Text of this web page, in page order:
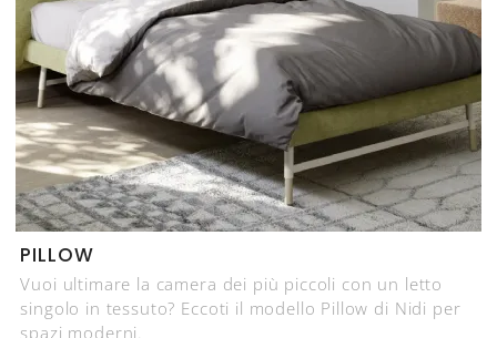
PILLOW
Vuoi ultimare la camera dei più piccoli con un letto
singolo in tessuto? Eccoti il modello Pillow di Nidi per
spazi moderni.